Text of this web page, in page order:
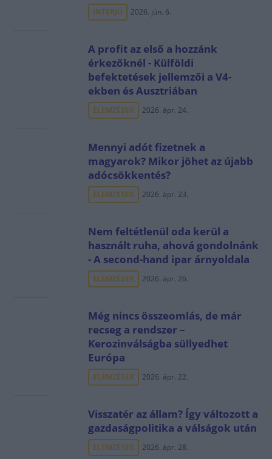
INTERJÚ 2026. jún. 6.
A profit az első a hozzánk
érkezőknél - Külföldi
befektetések jellemzői a V4-
ekben és Ausztriában
ELEMZÉSEK 2026. ápr. 24.
Mennyi adót fizetnek a
magyarok? Mikor jöhet az újabb
adócsökkentés?
ELEMZÉSEK 2026. ápr. 23.
Nem feltétlenül oda kerül a
használt ruha, ahová gondolnánk
- A second-hand ipar árnyoldala
ELEMZÉSEK 2026. ápr. 26.
Még nincs összeomlás, de már
recseg a rendszer –
Kerozinválságba süllyedhet
Európa
ELEMZÉSEK 2026. ápr. 22.
Visszatér az állam? Így változott a
gazdaságpolitika a válságok után
ELEMZÉSEK 2026. ápr. 28.